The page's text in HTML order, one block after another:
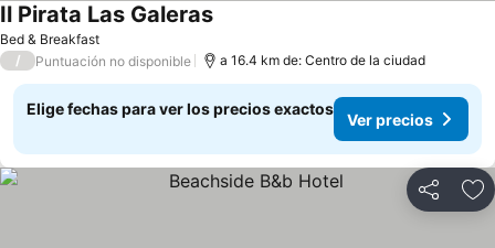
Bed & Breakfast
Il Pirata Las Galeras
/ Puntuación no disponible a 16.4 km de: Centro de la ciudad
Elige fechas para ver los precios exactos
Ver precios
Compartir